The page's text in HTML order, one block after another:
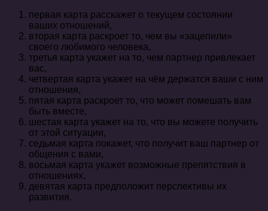
первая карта расскажет о текущем состоянии
ваших отношений,
вторая карта раскроет то, чем вы «зацепили»
своего любимого человека,
третья карта укажет на то, чем партнер привлекает
вас,
четвертая карта укажет на чём держатся ваши с ним
отношения,
пятая карта раскроет то, что может помешать вам
быть вместе,
шестая карта укажет на то, что вы можете получить
от этой ситуации,
седьмая карта покажет, что получит ваш партнер от
общения с вами,
восьмая карта укажет возможные препятствия в
отношениях,
девятая карта предположит перспективы их
развития.